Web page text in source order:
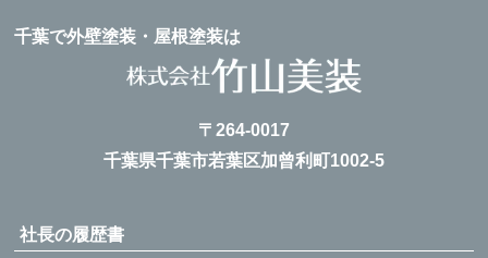
千葉で外壁塗装・屋根塗装は
〒264-0017
千葉県千葉市若葉区加曾利町1002-5
社長の履歴書